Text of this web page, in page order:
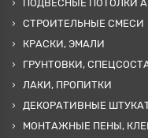
ПОДВЕСНЫЕ ПОТОЛКИ
СТРОИТЕЛЬНЫЕ СМЕСИ
КРАСКИ, ЭМАЛИ
ГРУНТОВКИ,
ЛАКИ, ПРОПИТКИ
ДЕКОРАТИВНЫЕ
МОНТАЖНЫЕ ПЕНЫ,